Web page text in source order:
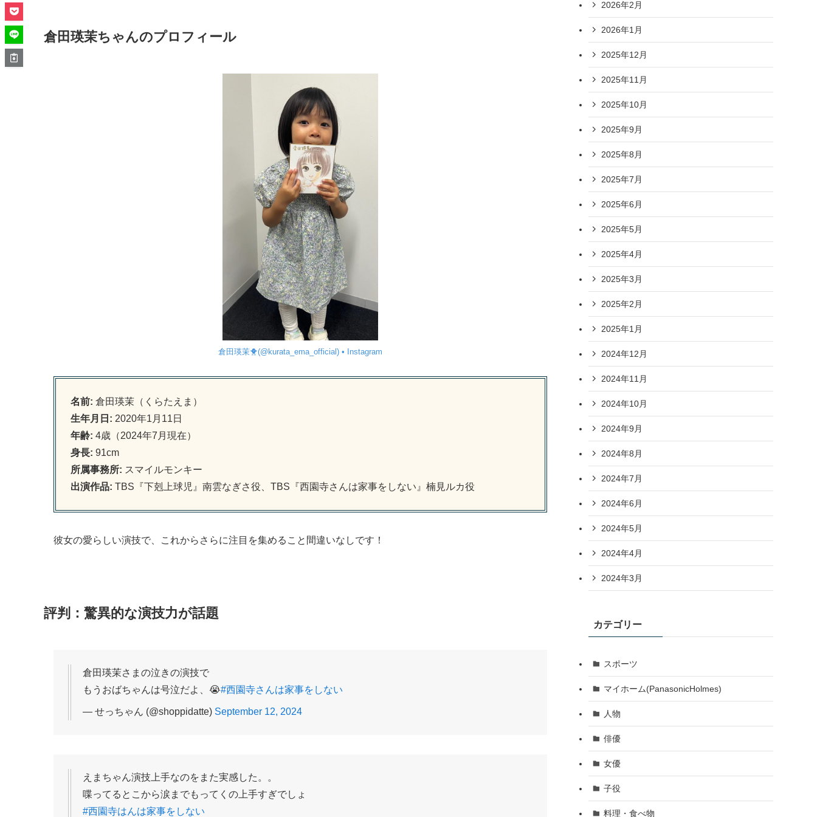
倉田瑛茉ちゃんのプロフィール
倉田瑛茉🐥(@kurata_ema_official) • Instagram
名前: 倉田瑛茉（くらたえま）
生年月日: 2020年1月11日
年齢: 4歳（2024年7月現在）
身長: 91cm
所属事務所: スマイルモンキー
出演作品: TBS『下剋上球児』南雲なぎさ役、TBS『西園寺さんは家事をしない』楠見ルカ役
彼女の愛らしい演技で、これからさらに注目を集めること間違いなしです！
評判：驚異的な演技力が話題
倉田瑛茉さまの泣きの演技で
もうおばちゃんは号泣だよ、😭#西園寺さんは家事をしない
— せっちゃん (@shoppidatte) September 12, 2024
えまちゃん演技上手なのをまた実感した。。
喋ってるとこから涙までもってくの上手すぎでしょ
#西園寺はんは家事をしない
2026年2月
2026年1月
2025年12月
2025年11月
2025年10月
2025年9月
2025年8月
2025年7月
2025年6月
2025年5月
2025年4月
2025年3月
2025年2月
2025年1月
2024年12月
2024年11月
2024年10月
2024年9月
2024年8月
2024年7月
2024年6月
2024年5月
2024年4月
2024年3月
カテゴリー
スポーツ
マイホーム(PanasonicHolmes)
人物
俳優
女優
子役
料理・食べ物